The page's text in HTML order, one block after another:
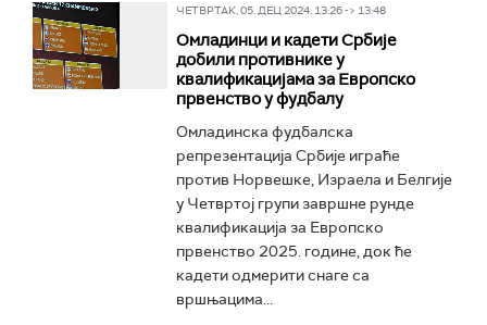
ЧЕТВРТАК, 05. ДЕЦ 2024, 13:26 -> 13:48
Омладинци и кадети Србије
добили противнике у
квалификацијама за Европско
првенство у фудбалу
Омладинска фудбалска
репрезентација Србије играће
против Норвешке, Израела и Белгије
у Четвртој групи завршне рунде
квалификација за Европско
првенство 2025. године, док ће
кадети одмерити снаге са
вршњацима...